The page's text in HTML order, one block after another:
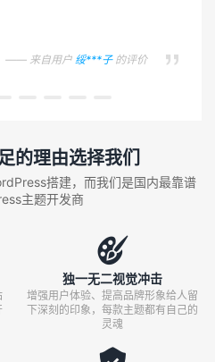

—— 来自用户 绥***子的评价
的理由选择我们
搭建，而我们是国内最靠谱
主题开发商

独一无二视觉冲击
增强用户体验、提高品牌形象给人留
下深刻的印象，每款主题都有自己的
灵魂